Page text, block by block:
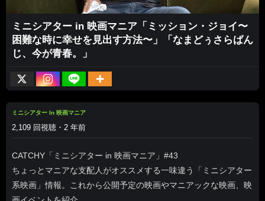
ミニシアター in 映画マニア「ミッション・ジョイ〜
困難な時に幸せを見出す方法〜」「なまどぅさらばん
じ、今が青春。」
ミニシアター In 映画マニア
2,109 回視聴・2 年前
CATCHY「ミニシアター in 映画マニア」#43
ちょっとマニアな支配人がオススメする一味違う「ミニシアター
系映画」情報。これから公開予定の映画やマニアックな映画、映